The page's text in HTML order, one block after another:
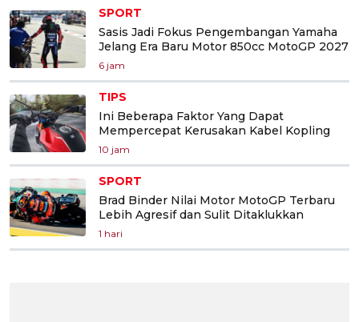
SPORT
Sasis Jadi Fokus Pengembangan Yamaha
Jelang Era Baru Motor 850cc MotoGP 2027
6 jam
TIPS
Ini Beberapa Faktor Yang Dapat
Mempercepat Kerusakan Kabel Kopling
10 jam
SPORT
Brad Binder Nilai Motor MotoGP Terbaru
Lebih Agresif dan Sulit Ditaklukkan
1 hari